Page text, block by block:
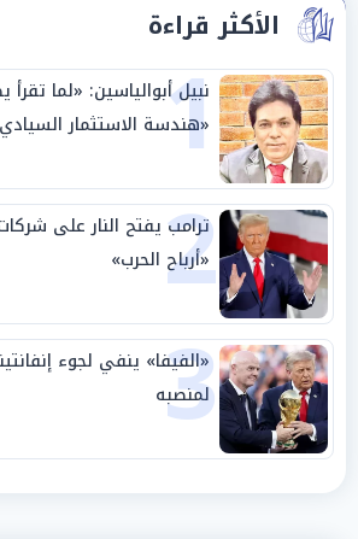
الأكثر قراءة
1
نبيل أبوالياسين: «لما تقرأ
«هندسة الاستثمار
بالوطن» و«سيادة الكلمة»
2
ترامب يفتح النار على
«أرباح الحرب»
3
«الفيفا» ينفي لجوء
لمنصبه